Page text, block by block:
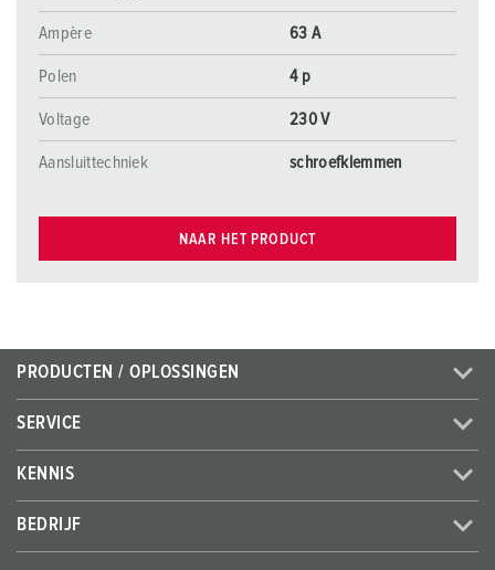
Ampère 63 A
Polen 4 p
Voltage 230 V
Aansluittechniek schroefklemmen
NAAR HET PRODUCT
PRODUCTEN / OPLOSSINGEN
SERVICE
KENNIS
BEDRIJF